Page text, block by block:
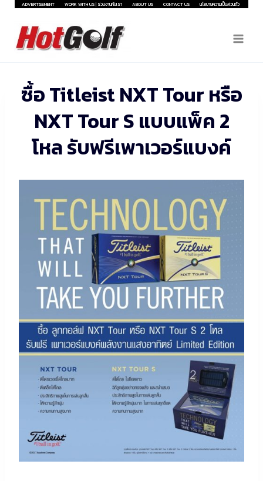
Skip
content
ADVERTISEMENT WORK WITH US | ร่วมงานกับเรา ABOUT US CONTACT US นโยบายความเป็นส่วนตัว
ซื้อ Titleist NXT Tour หรือ
NXT Tour S แบบแพ็ค 2
โหล รับฟรีเพาเวอร์แบงค์